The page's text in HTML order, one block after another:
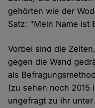
gehörten wie der
Satz: "Mein Name ist
Vorbei sind die
gegen die Wand
als
(zu sehen noch
ungefragt zu ihr